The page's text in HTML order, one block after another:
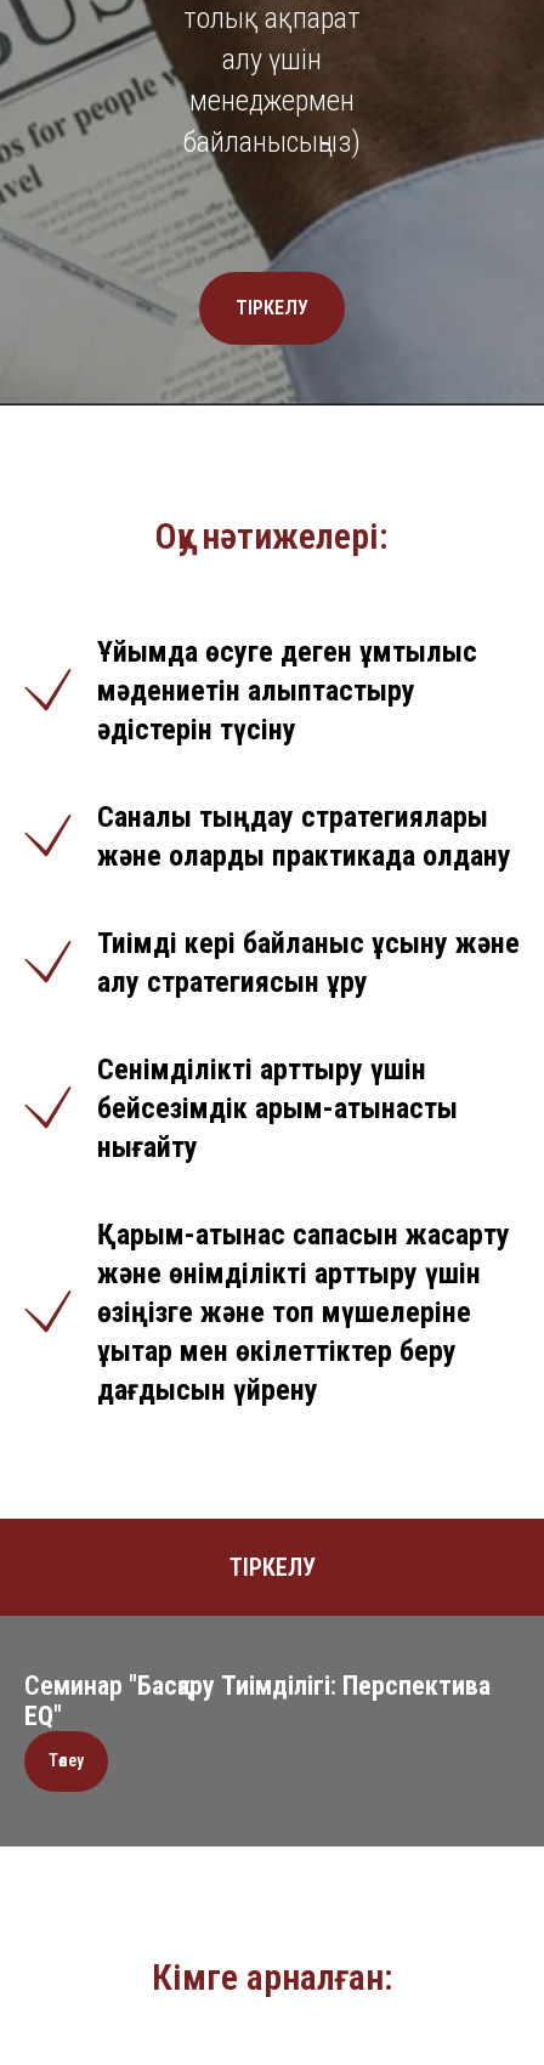
толық ақпарат
алу үшін
менеджермен
байланысыңыз)
ТІРКЕЛУ
Оқу нәтижелері:
Ұйымда өсуге деген ұмтылыс
мәдениетін қалыптастыру
әдістерін түсіну
Саналы тыңдау стратегиялары
және оларды практикада қолдану
Тиімді кері байланыс ұсыну және
алу стратегиясын құру
Сенімділікті арттыру үшін
бейсезімдік қарым-қатынасты
нығайту
Қарым-қатынас сапасын жақсарту
және өнімділікті арттыру үшін
өзіңізге және топ мүшелеріне
құқықтар мен өкілеттіктер беру
дағдысын үйрену
ТІРКЕЛУ
Семинар "Басқару Тиімділігі: Перспектива
EQ"
Төлеу
Кімге арналған: